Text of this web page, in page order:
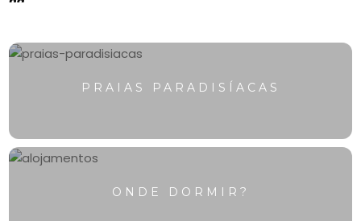
Quem
Falem
💬
PRAIAS PARADISÍACAS
ONDE DORMIR?